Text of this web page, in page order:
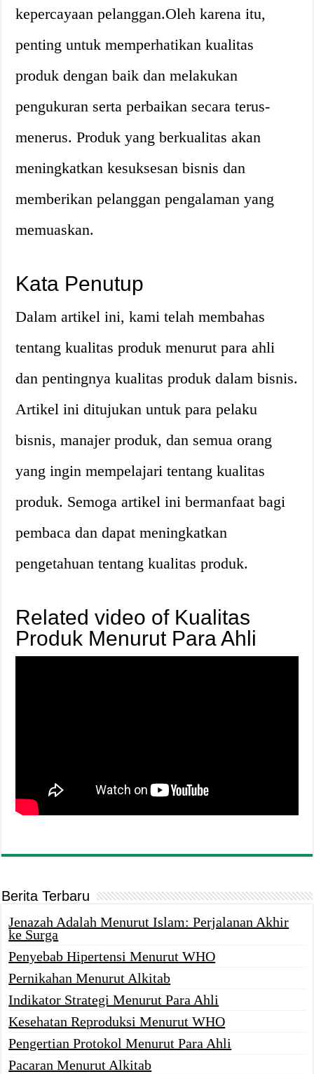
kepercayaan pelanggan.Oleh karena itu,
penting untuk memperhatikan kualitas
produk dengan baik dan melakukan
pengukuran serta perbaikan secara terus-
menerus. Produk yang berkualitas akan
meningkatkan kesuksesan bisnis dan
memberikan pelanggan pengalaman yang
memuaskan.
Kata Penutup
Dalam artikel ini, kami telah membahas
tentang kualitas produk menurut para ahli
dan pentingnya kualitas produk dalam bisnis.
Artikel ini ditujukan untuk para pelaku
bisnis, manajer produk, dan semua orang
yang ingin mempelajari tentang kualitas
produk. Semoga artikel ini bermanfaat bagi
pembaca dan dapat meningkatkan
pengetahuan tentang kualitas produk.
Related video of Kualitas
Produk Menurut Para Ahli
Berita Terbaru
Jenazah Adalah Menurut Islam: Perjalanan Akhir
ke Surga
Penyebab Hipertensi Menurut WHO
Pernikahan Menurut Alkitab
Indikator Strategi Menurut Para Ahli
Kesehatan Reproduksi Menurut WHO
Pengertian Protokol Menurut Para Ahli
Pacaran Menurut Alkitab